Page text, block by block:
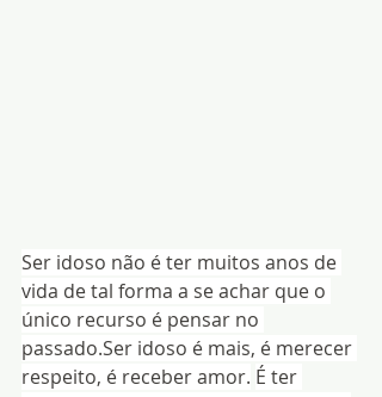
Ser idoso não é ter muitos anos de
vida de tal forma a se achar que o
único recurso é pensar no
passado.Ser idoso é mais, é merecer
respeito, é receber amor. É ter